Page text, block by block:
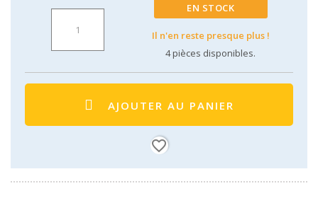
EN STOCK
Il n'en reste presque plus !
4pièces disponibles.
AJOUTER AU PANIER
favorite_border